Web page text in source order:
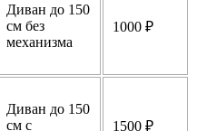
Диван до 150
см без
механизма
1000 ₽
Диван до 150
см с
1500 ₽